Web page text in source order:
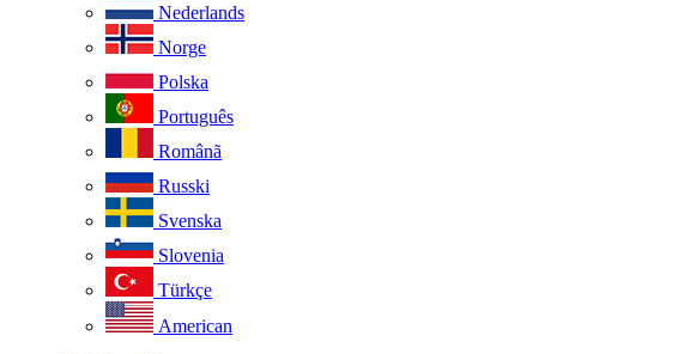
Nederlands
Norge
Polska
Português
Românã
Russki
Svenska
Slovenia
Türkçe
American